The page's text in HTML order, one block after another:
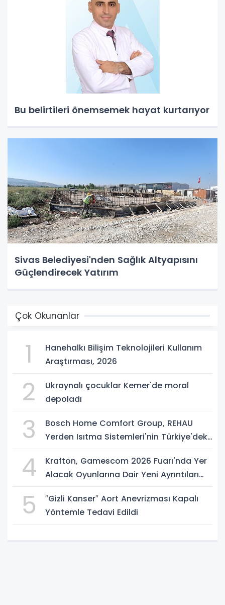
Bu belirtileri önemsemek hayat kurtarıyor
Sivas Belediyesi'nden Sağlık Altyapısını
Güçlendirecek Yatırım
Çok Okunanlar
1
Hanehalkı Bilişim Teknolojileri Kullanım
Araştırması, 2026
2
Ukraynalı çocuklar Kemer'de moral
depoladı
3
Bosch Home Comfort Group, REHAU
Yerden Isıtma Sistemleri'nin Türkiye'deki
4
Krafton, Gamescom 2026 Fuarı'nda Yer
Alacak Oyunlarına Dair Yeni Ayrıntıları
5
″Gizli Kanser″ Aort Anevrizması Kapalı
Yöntemle Tedavi Edildi